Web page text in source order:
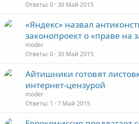
Ответы 0 30 Май 2015
«Яндекс» назвал
законопроект о «праве на
moder
Ответы 0 30 Май 2015
Айтишники готовят
интернет-цензурой
moder
Ответы 1 7 Май 2015